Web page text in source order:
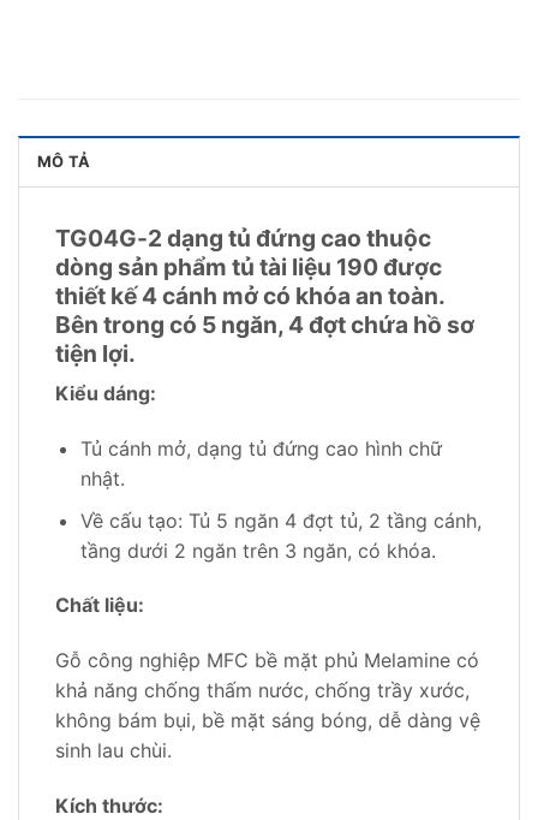
MÔ TẢ
TG04G-2 dạng tủ đứng cao thuộc
dòng sản phẩm tủ tài liệu 190 được
thiết kế 4 cánh mở có khóa an toàn.
Bên trong có 5 ngăn, 4 đợt chứa hồ sơ
tiện lợi.
Kiểu dáng:
Tủ cánh mở, dạng tủ đứng cao hình chữ
nhật.
Về cấu tạo: Tủ 5 ngăn 4 đợt tủ, 2 tầng cánh,
tầng dưới 2 ngăn trên 3 ngăn, có khóa.
Chất liệu:
Gỗ công nghiệp MFC bề mặt phủ Melamine có
khả năng chống thấm nước, chống trầy xước,
không bám bụi, bề mặt sáng bóng, dễ dàng vệ
sinh lau chùi.
Kích thước: